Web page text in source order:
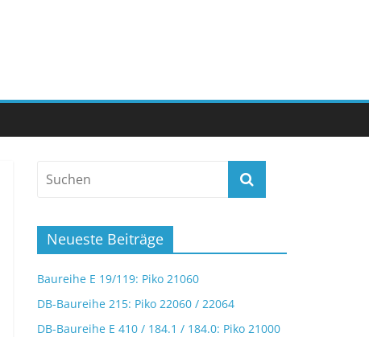
Neueste Beiträge
Baureihe E 19/119: Piko 21060
DB-Baureihe 215: Piko 22060 / 22064
DB-Baureihe E 410 / 184.1 / 184.0: Piko 21000